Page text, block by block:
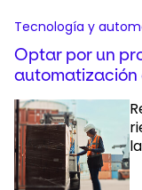
Tecnología y
Optar por un
automatización